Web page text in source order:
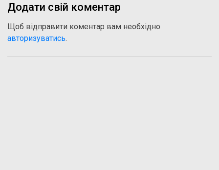
Додати свій коментар
Щоб відправити коментар вам необхідно
авторизуватись.